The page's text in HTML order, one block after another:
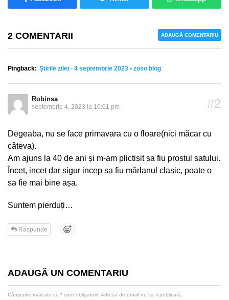
2 COMENTARII ADAUGĂ COMENTARIU
Pingback: Știrile zilei - 4 septembrie 2023 • zoso blog
#2
Robinsa
septembrie 4, 2023 la 10:01 pm
Degeaba, nu se face primavara cu o floare(nici măcar cu
câteva).
Am ajuns la 40 de ani și m-am plictisit sa fiu prostul satului.
Încet, incet dar sigur incep sa fiu mârlanul clasic, poate o
sa fie mai bine așa.
Suntem pierduți…
Răspunde
ADAUGĂ UN COMENTARIU
Câmpurile marcate cu * sunt obligatorii! Adresa de email nu va fi publicată.